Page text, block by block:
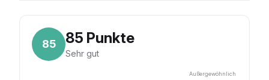
85 85 Punkte
Sehr gut
Außergewöhnlich